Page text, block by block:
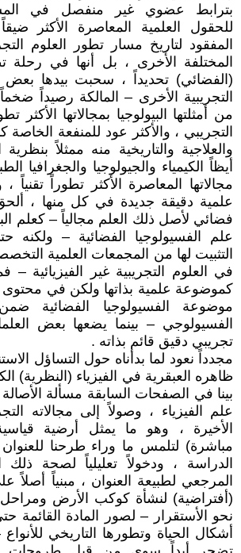
بترابط عضوي غير منفصل في
للحقول العلمية المعاصرة الأكثر
المفقود لتاريخ مسار تطور العلوم
المختلفة الأخرى ، بل أنها في رحلة
(الفضائي) تحديداً ، سحبت بيدها بعض
التجريبية الأخرى – المالكة رصيداً
من أمثلتها البيولوجيا بمجالاتها الأكثر
التجريبي ، والأكثر عود للمنفعة الخاصة
والعلاجية والتاريخية منه ممثلاً
أيظاً الكيمياء والجيولوجيا والجغرافيا
مجالاتها المعاصرة الأكثر تطوراً تقنياً
علمية دقيقة جديدة في كل منها ،
فضائي لأصل ذلك العلم مجالياً – كعلم
علم الفسيولوجيا الفضائية – ولكنه
التثبيت لها من المجمعات العلمية
في العلوم التجريبية غير الفيزيائية
كموضوعة علمية بذاتها ولكن في
موضوعة الفسيولوجيا الفضائية
الفسيولوجي – بينما يضعها بعض
تجريبي دقيق قائم بذاته .
مجدداً نعود لما بدأناه حول التساؤل
ظاهره العبقرية في الفيزياء (النظرية)
بينا في الصفحات السابقة مسألة الأصالة
علم الفيزياء ، وصولاً إلى مجالاته
الأخيرة ، وهو ما يمثل أرضية
مباشرة) لتلمس ما وراء طرحنا
الدراسة ، ودخولاً تعليلياً لصحة ذلك
المرجعي لطبيعة العنوان ، مبنياً أصلاً
(أفتراضية) لنشأة كوكب الأرض ومراحل
نحو الأستقرار – لصور المادة القائمة
أشكال الحياة وتطورها التاريخي